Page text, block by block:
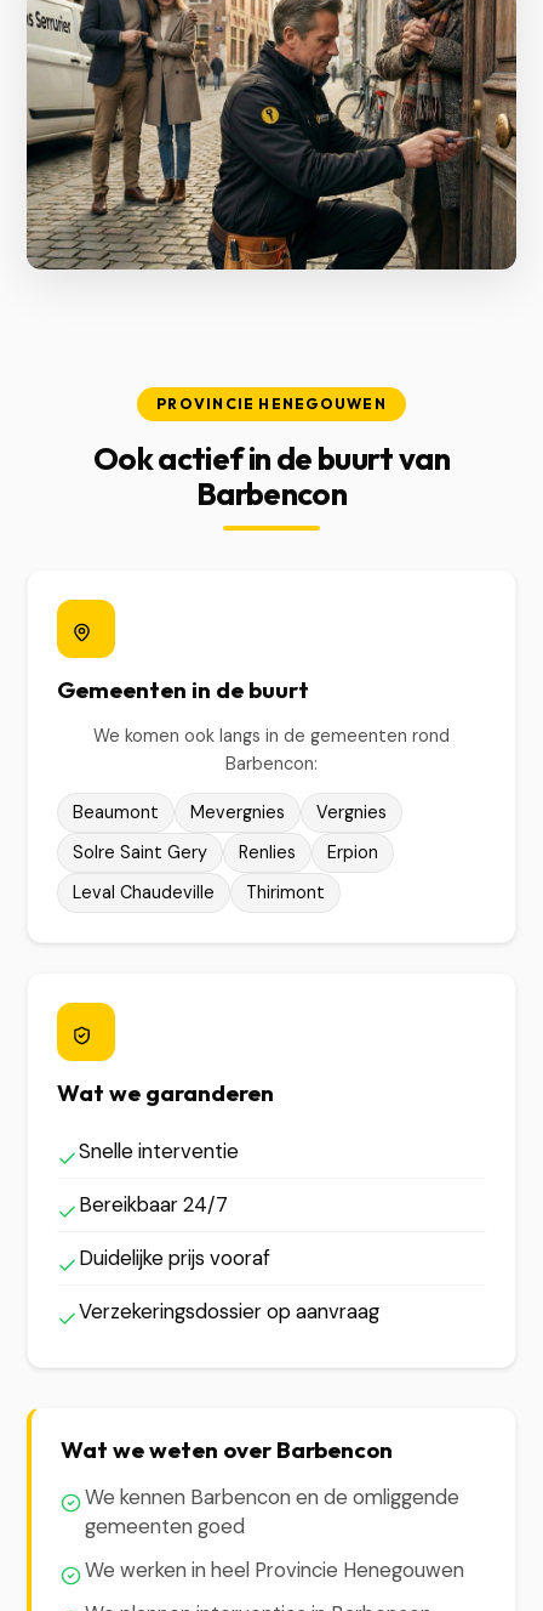
PROVINCIE HENEGOUWEN
Ook actief in de buurt van
Barbencon
Gemeenten in de buurt
We komen ook langs in de gemeenten rond
Barbencon:
Beaumont Mevergnies
Vergnies
Solre Saint Gery
Renlies
Erpion
Leval Chaudeville
Thirimont
Wat we garanderen
Snelle interventie
Bereikbaar 24/7
Duidelijke prijs vooraf
Verzekeringsdossier op aanvraag
Wat we weten over Barbencon
We kennen Barbencon en de omliggende
gemeenten goed
We werken in heel Provincie Henegouwen